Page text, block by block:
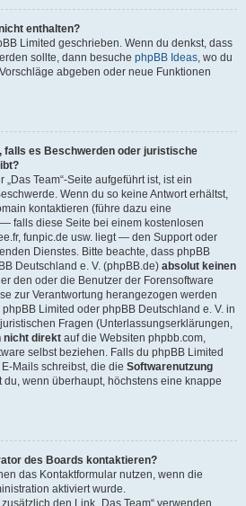
enthalten?
Limited geschrieben. Wenn du denkst, dass
sollte, dann besuche phpBB Ideas, wo du
abgeben oder neue Funktionen
falls es Beschwerden oder juristische
Team“-Seite aufgeführt ist, ist ein
Wenn du so keine Antwort erhältst,
kontaktieren (führe dazu eine
falls diese Seite bei einem kostenlosen
funpic.de usw. liegt — den Support oder
Dienstes. Bitte beachte, dass phpBB
Deutschland e. V. (phpBB.de) absolut keinen
den oder die Benutzer der Forensoftware
zur Verantwortung herangezogen werden
Limited oder phpBB Deutschland e. V. in
Fragen (Unterlassungserklärungen,
nicht direkt auf die Websiten phpbb.com,
selbst beziehen. Falls du phpBB Limited
Mails schreibst, die die Softwarenutzung
du, wenn überhaupt, höchstens eine knappe
des Boards kontaktieren?
das Kontaktformular nutzen, wenn die
aktiviert wurde.
den Link „Das Team“ verwenden.